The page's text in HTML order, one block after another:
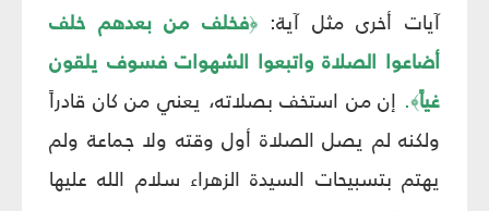
آيات أخرى مثل آية:﴿فخلف من بعدهم خلف
أضاعوا الصلاة واتبعوا الشهوات فسوف يلقون
غياً﴾. إن من استخف بصلاته، يعني من كان قادراً
ولكنه لم يصل الصلاة أول وقته ولا جماعة ولم
يهتم بتسبيحات السيدة الزهراء سلام الله عليها